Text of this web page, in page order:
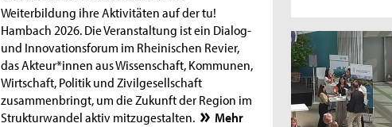
Weiterbildung ihre Aktivitäten auf der tu!
Hambach 2026. Die Veranstaltung ist ein Dialog-
und Innovationsforum im Rheinischen Revier,
das Akteur*innen aus Wissenschaft, Kommunen,
Wirtschaft, Politik und Zivilgesellschaft
zusammenbringt, um die Zukunft der Region im
Strukturwandel aktiv mitzugestalten.
Mehr